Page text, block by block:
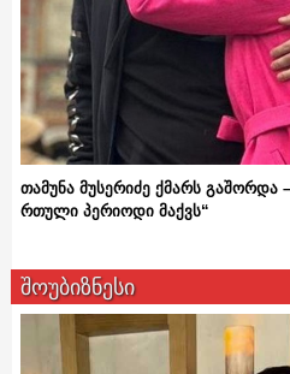
თამუნა მუსერიძე ქმარს გაშორდა
რთული პერიოდი მაქვს“
შოუბიზნესი